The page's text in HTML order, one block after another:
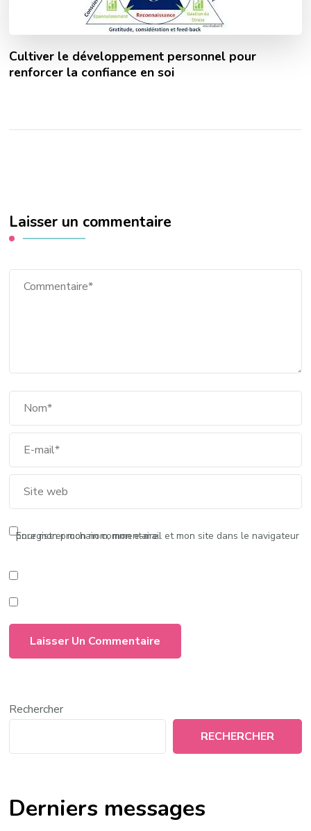
Cultiver le développement personnel pour
renforcer la confiance en soi
Laisser un commentaire
Enregistrer mon nom, mon e-mail et mon site dans le navigateur pour mon prochain commentaire.
Rechercher
RECHERCHER
Derniers messages